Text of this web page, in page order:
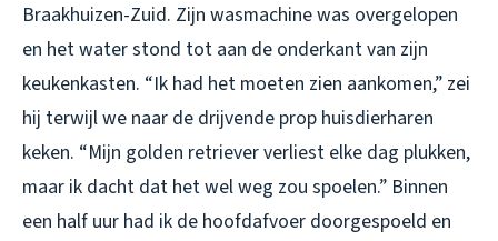
Braakhuizen-Zuid. Zijn wasmachine was overgelopen
en het water stond tot aan de onderkant van zijn
keukenkasten. “Ik had het moeten zien aankomen,” zei
hij terwijl we naar de drijvende prop huisdierharen
keken. “Mijn golden retriever verliest elke dag plukken,
maar ik dacht dat het wel weg zou spoelen.” Binnen
een half uur had ik de hoofdafvoer doorgespoeld en